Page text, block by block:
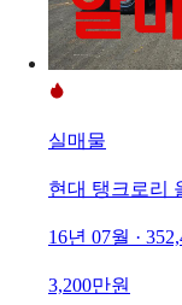
실매물
현대 탱크로리
16년 07월 ·
3,200만원